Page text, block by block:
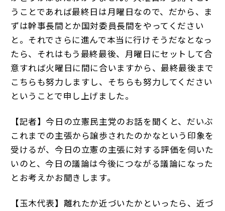
うことであれば最終日は月曜日なので、だから、ま
ずは幹事長間とか国対委員長間をやってください
と。それでさらに進んで本当に行けそうだなとなっ
たら、それはもう最終最後、月曜日にセットして合
意すれば火曜日に間に合いますから、最終最後まで
こちらも努力しますし、そちらも努力してください
ということで申し上げました。
【記者】今日の立憲民主党のお話を聞くと、だいぶ
これまでの主張から譲歩されたのかなという印象を
受けるが、今日の立憲の主張に対する評価を伺いた
いのと、今日の議論は今後につながる議論になった
とお考えかお聞きします。
【玉木代表】離れたか近づいたかといったら、近づ